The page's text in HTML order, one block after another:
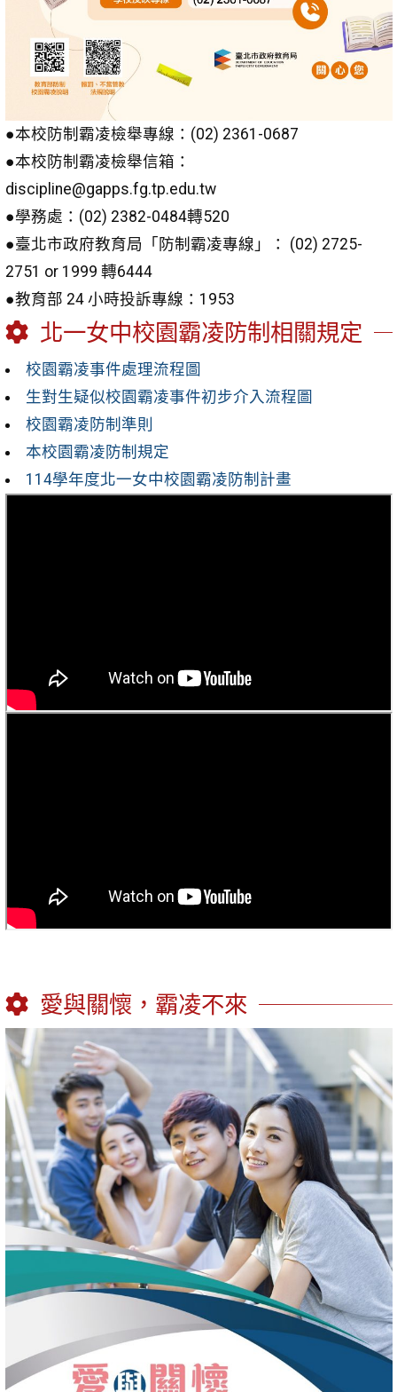
●本校防制霸凌檢舉專線：(02) 2361-0687
●本校防制霸凌檢舉信箱：
discipline@gapps.fg.tp.edu.tw
●學務處：(02) 2382-0484轉520
●臺北市政府教育局「防制霸凌專線」： (02) 2725-
2751 or 1999 轉6444
●教育部 24 小時投訴專線：1953
北一女中校園霸凌防制相關規定
校園霸凌事件處理流程圖
生對生疑似校園霸凌事件初步介入流程圖
校園霸凌防制準則
本校園霸凌防制規定
114學年度北一女中校園霸凌防制計畫
愛與關懷，霸凌不來